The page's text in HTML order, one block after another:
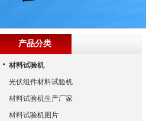
产品分类
材料试验机
光伏组件材料试验机
材料试验机生产厂家
材料试验机图片